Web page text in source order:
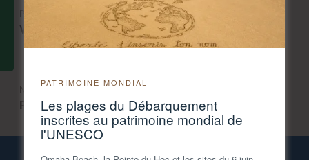
PREVIOUS ARTICLE
Vacances avec mon chien 2025
NEXT ARTICLE
Prendre l’air en forêt de Cerisy
PATRIMOINE MONDIAL
Les plages du Débarquement
inscrites au patrimoine mondial de
l'UNESCO